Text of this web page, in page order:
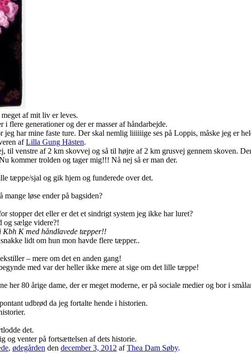
af mit liv er leves.
flere generationer og der er masser af håndarbejde.
jeg har mine faste ture. Der skal nemlig liiiiiige ses på Loppis, måske jeg er
afLilla Gung Hästen.
til venstre af 2 km skovvej og så til højre af 2 km grusvej gennem skoven.
kommer trolden og tager mig!!! Nå nej så er man der.
tæppe/sjal og gik hjem og funderede over det.
løse ender på bagsiden?
stopper det eller er det et sindrigt system jeg ikke har luret?
og sælge videre?!
Kbh K med håndlavede tæpper!!
lidt om hun mon havde flere tæpper..
– mere om det en anden gang!
med var der heller ikke mere at sige om det lille tæppe!
her 80 årige dame, der er meget moderne, er på sociale medier og bor i
udbrød da jeg fortalte hende i historien.
det.
og venter på fortsættelsen af dets historie.
, ødegården den december 3, 2012 afThea Dam Søby.